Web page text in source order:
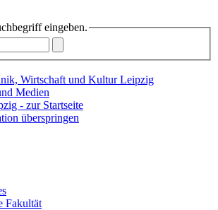
eingeben.
Wirtschaft und Kultur Leipzig
Medien
überspringen
Fakultät